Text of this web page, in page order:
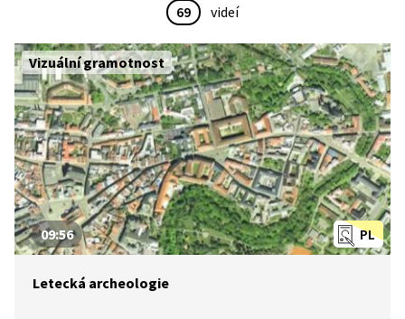
69 videí
Vizuální gramotnost
PL
09:56
Letecká archeologie